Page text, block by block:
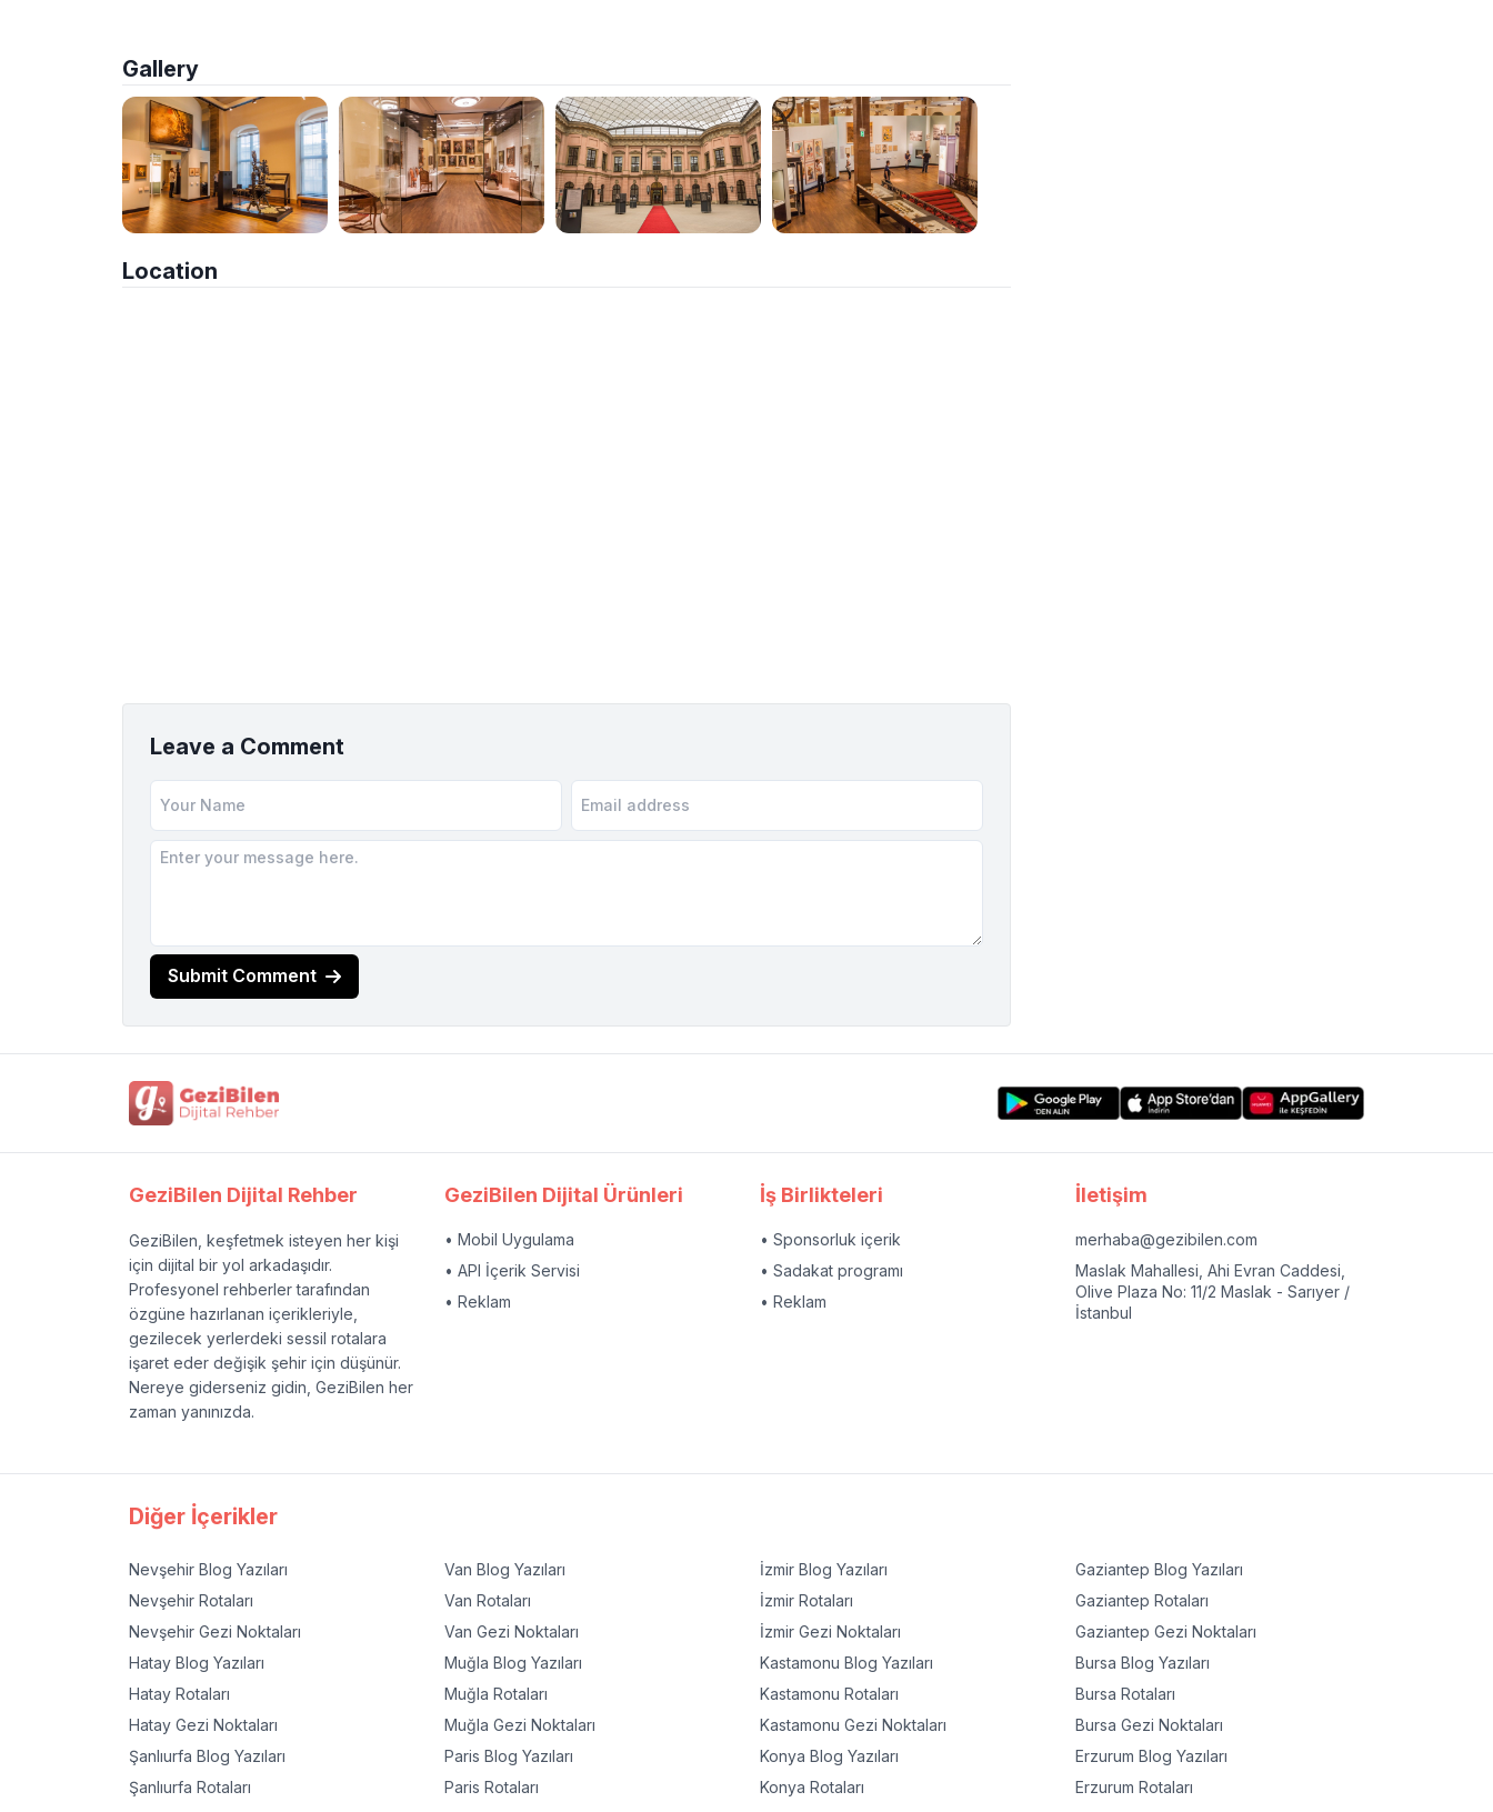
Gallery
Location
Leave a Comment
Submit Comment
GeziBilen Dijital Rehber
GeziBilen, keşfetmek isteyen her kişi
için dijital bir yol arkadaşıdır.
Profesyonel rehberler tarafından
özgüne hazırlanan içerikleriyle,
gezilecek yerlerdeki sessil rotalara
işaret eder değişik şehir için düşünür.
Nereye giderseniz gidin, GeziBilen her
zaman yanınızda.
GeziBilen Dijital Ürünleri
• Mobil Uygulama
• API İçerik Servisi
• Reklam
İş Birlikteleri
• Sponsorluk içerik
• Sadakat programı
• Reklam
İletişim
merhaba@gezibilen.com
Maslak Mahallesi, Ahi Evran Caddesi,
Olive Plaza No: 11/2 Maslak - Sarıyer /
İstanbul
Diğer İçerikler
Nevşehir Blog Yazıları
Nevşehir Rotaları
Nevşehir Gezi Noktaları
Hatay Blog Yazıları
Hatay Rotaları
Hatay Gezi Noktaları
Şanlıurfa Blog Yazıları
Şanlıurfa Rotaları
Van Blog Yazıları
Van Rotaları
Van Gezi Noktaları
Muğla Blog Yazıları
Muğla Rotaları
Muğla Gezi Noktaları
Paris Blog Yazıları
Paris Rotaları
İzmir Blog Yazıları
İzmir Rotaları
İzmir Gezi Noktaları
Kastamonu Blog Yazıları
Kastamonu Rotaları
Kastamonu Gezi Noktaları
Konya Blog Yazıları
Konya Rotaları
Gaziantep Blog Yazıları
Gaziantep Rotaları
Gaziantep Gezi Noktaları
Bursa Blog Yazıları
Bursa Rotaları
Bursa Gezi Noktaları
Erzurum Blog Yazıları
Erzurum Rotaları